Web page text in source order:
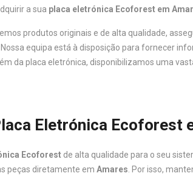
a sua placa eletrónica Ecoforest em
produtos originais e de alta qualidade,
Nossa equipa está à disposição para fornecer
da placa eletrónica, disponibilizamos uma
Eletrónica Ecoforest
Ecoforest de alta qualidade para o seu
peças diretamente em Amares . Por isso,